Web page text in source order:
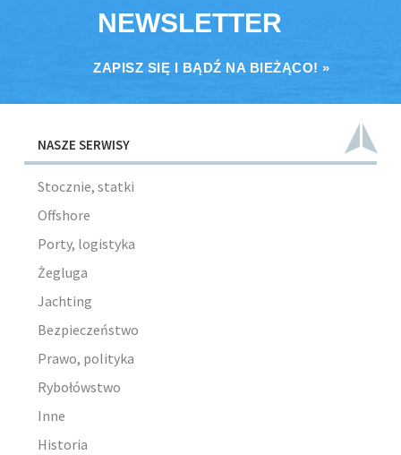
NEWSLETTER
ZAPISZ SIĘ I BĄDŹ NA BIEŻĄCO! »
NASZE SERWISY
Stocznie, statki
Offshore
Porty, logistyka
Żegluga
Jachting
Bezpieczeństwo
Prawo, polityka
Rybołówstwo
Inne
Historia